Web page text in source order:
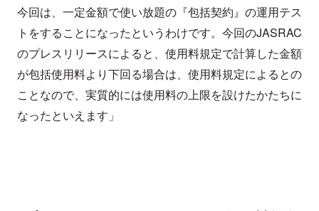
今回は、一定金額で使い放題の『包括契約』の運用テス
トをすることになったというわけです。今回のJASRAC
のプレスリリースによると、使用料規定で計算した金額
が包括使用料より下回る場合は、使用料規定によるとの
ことなので、実質的には使用料の上限を設けたかたちに
なったといえます」